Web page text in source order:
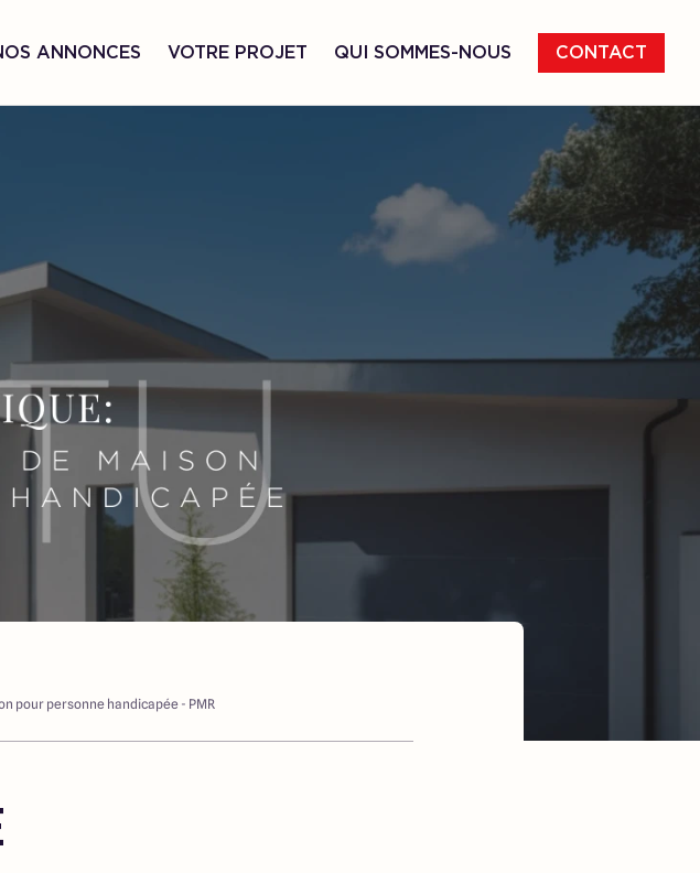
ANNONCES VOTRE PROJET QUI SOMMES-NOUS CONTACT
pour personne handicapée - PMR